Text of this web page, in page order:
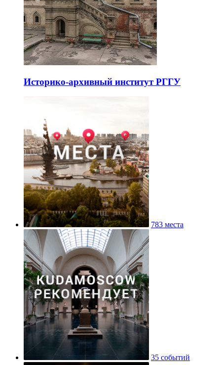
Историко-архивный институт РГГУ
783 места
35 событий